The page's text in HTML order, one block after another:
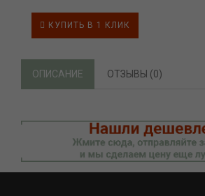
КУПИТЬ В 1 КЛИК
ОПИСАНИЕ ОТЗЫВЫ (0)